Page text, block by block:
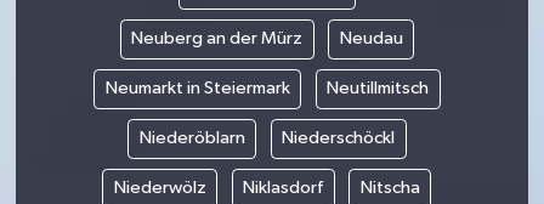
Neuberg an der Mürz Neudau
Neumarkt in Steiermark Neutillmitsch
Niederöblarn Niederschöckl
Niederwölz Niklasdorf Nitscha